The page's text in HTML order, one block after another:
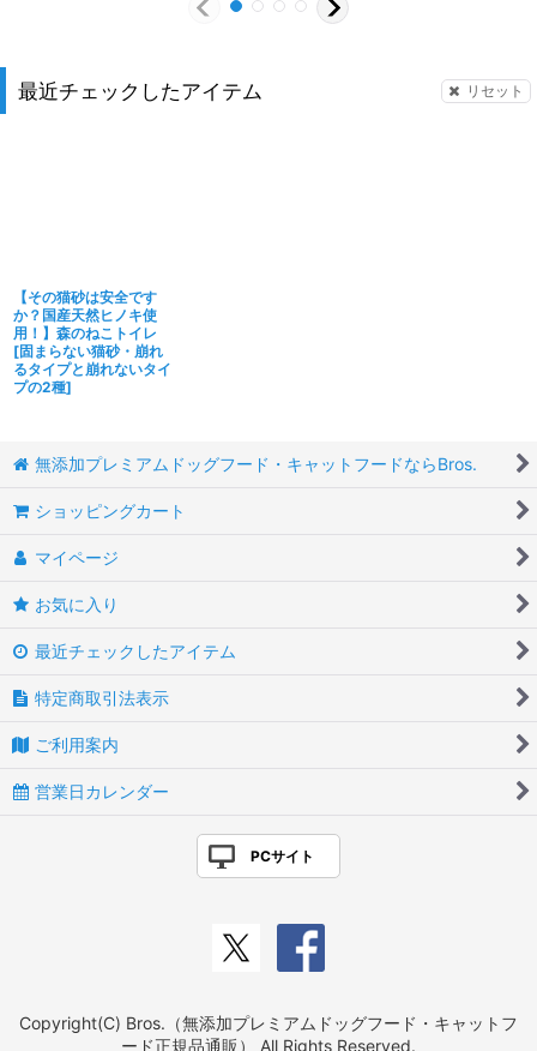
最近チェックしたアイテム リセット
【その猫砂は安全です
か？国産天然ヒノキ使
用！】森のねこトイレ
[固まらない猫砂・崩れ
るタイプと崩れないタイ
プの2種]
無添加プレミアムドッグフード・キャットフードならBros.
ショッピングカート
マイページ
お気に入り
最近チェックしたアイテム
特定商取引法表示
ご利用案内
営業日カレンダー
PCサイト
Copyright(C) Bros.（無添加プレミアムドッグフード・キャットフ
ード正規品通販） All Rights Reserved.